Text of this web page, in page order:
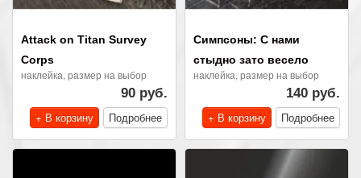
Attack on Titan Survey
Corps
наклейка, размер на выбор
90 руб.
+ В корзину
Подробнее
Симпсоны: С нами
стыдно зато весело
наклейка, размер на выбор
140 руб.
+ В корзину
Подробнее